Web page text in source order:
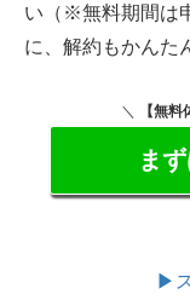
い（※無料期間は
に、解約もかんた
＼ 【無
ま
▶